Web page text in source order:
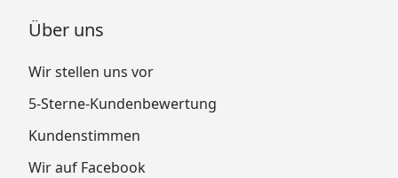
Über uns
Wir stellen uns vor
5-Sterne-Kundenbewertung
Kundenstimmen
Wir auf Facebook